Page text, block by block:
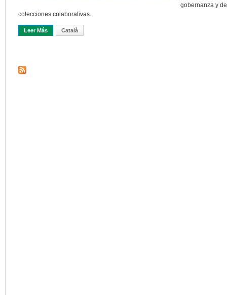
gobernanza y
colecciones colaborativas.
Leer Más Sobre ¿Construimos Colecciones Juntos? (y 3) Modelos De
Català